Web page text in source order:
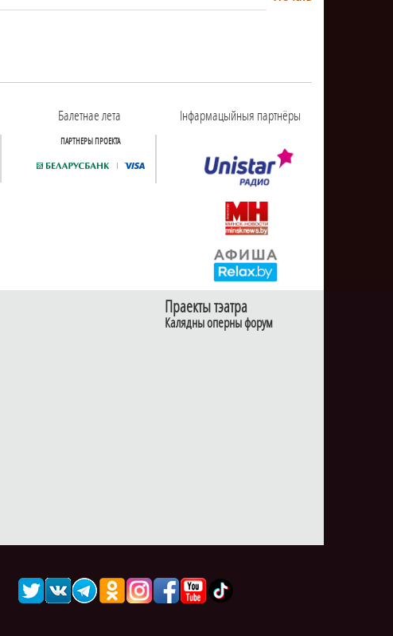
Балетнае лета
ПАРТНЕРЫ ПРОЕКТА
Інфармацыйныя партнёры
Праекты тэатра
Калядны оперны форум